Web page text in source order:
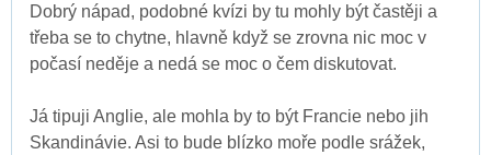
Dobrý nápad, podobné kvízi by tu mohly být častěji a
třeba se to chytne, hlavně když se zrovna nic moc v
počasí neděje a nedá se moc o čem diskutovat.
Já tipuji Anglie, ale mohla by to být Francie nebo jih
Skandinávie. Asi to bude blízko moře podle srážek,